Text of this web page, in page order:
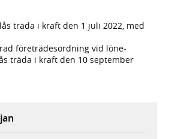
träda i kraft den 1 juli 2022, med
före­trädes­ordning vid löne­
träda i kraft den 10 september